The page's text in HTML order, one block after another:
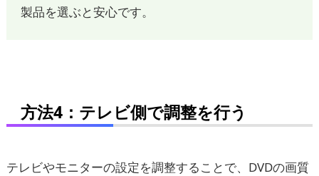
製品を選ぶと安心です。
方法4：テレビ側で調整を行う
テレビやモニターの設定を調整することで、DVDの画質